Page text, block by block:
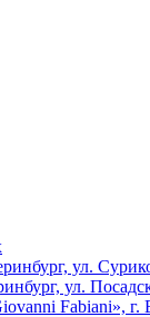
ул.
ул.
Fabiani», г.